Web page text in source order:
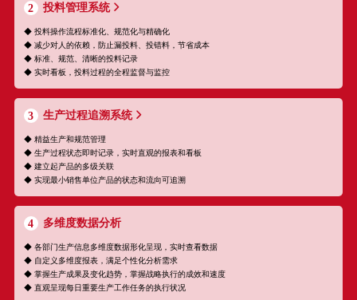
2 投料管理系统
◆ 投料操作流程标准化、规范化与精确化
◆ 减少对人的依赖，防止漏投料、投错料，节省成本
◆ 标准、规范、清晰的投料记录
◆ 实时看板，投料过程的全程监督与监控
3 生产过程追溯系统
◆ 精益生产和规范管理
◆ 生产过程状态即时记录，实时直观的报表和看板
◆ 建立起产品的多级关联
◆ 实现最小销售单位产品的状态和流向可追溯
4 多维度数据分析
◆ 各部门生产信息多维度数据形化呈现，实时查看数据
◆ 自定义多维度报表，满足个性化分析需求
◆ 掌握生产成果及变化趋势，掌握战略执行的成效和速度
◆ 直观呈现每日重要生产工作任务的执行状况